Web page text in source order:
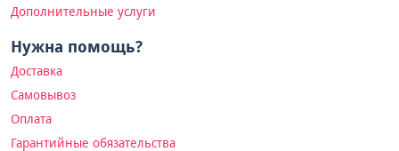
Дополнительные услуги
Нужна помощь?
Доставка
Самовывоз
Оплата
Гарантийные обязательства